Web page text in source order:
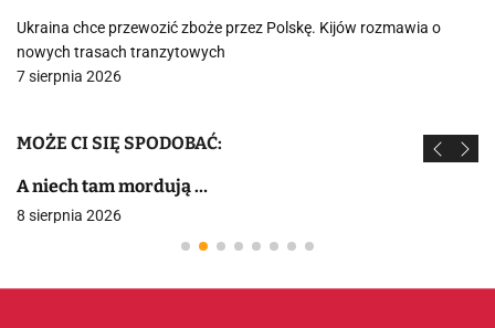
Ukraina chce przewozić zboże przez Polskę. Kijów rozmawia o
nowych trasach tranzytowych
7 sierpnia 2026
MOŻE CI SIĘ SPODOBAĆ:
A niech tam mordują …
8 sierpnia 2026